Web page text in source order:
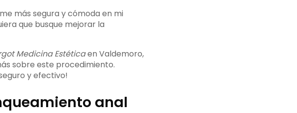
más segura y cómoda en mi
que busque mejorar la
Medicina Estéticaen Valdemoro,
sobre este procedimiento.
y efectivo!
anal